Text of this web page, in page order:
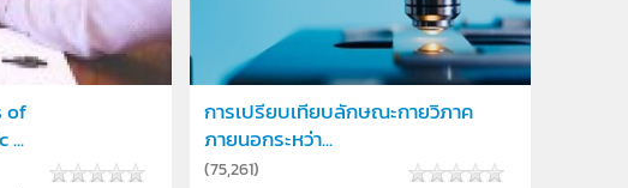
of
...
การเปรียบเทียบลักษณะกายวิภาค
ภายนอกระหว่า...
(75,261)